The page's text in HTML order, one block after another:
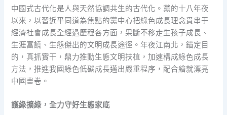
中國式古代化是人與天然協調共生的古代化。黨的十八年夜
以來，以習近平同道為焦點的黨中心把綠色成長理念貫串于
經濟社會成長全經過歷程各方面，果斷不移走生孩子成長、
生涯富饒、生態傑出的文明成長途徑。年夜江南北，錨定目
的，真抓實干，鼎力推動生態文明扶植，加速構成綠色成長
方法，推進我國綠色低碳成長邁出嚴重程序，配合繪就漂亮
中國畫卷。
護綠擴綠，全力守好生態家底